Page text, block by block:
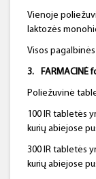
Vienoje
laktozės
Visos
3. FARMACINĖ
Poliežuvinė
100 IR tabletės
kurių abiejose
300 IR tabletės
kurių abiejose